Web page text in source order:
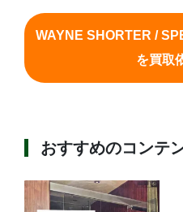
WAYNE SHORTER /
を買取
おすすめのコンテ